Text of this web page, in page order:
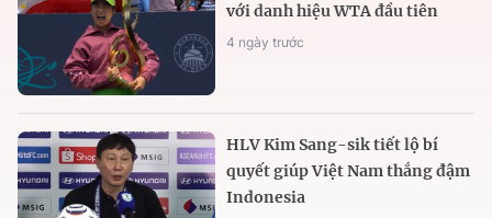
với danh hiệu WTA đầu tiên
4 ngày trước
HLV Kim Sang-sik tiết lộ bí
quyết giúp Việt Nam thắng đậm
Indonesia